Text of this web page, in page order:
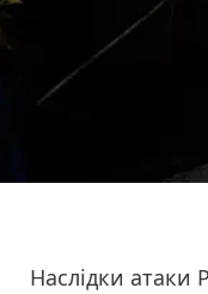
Наслідки атаки